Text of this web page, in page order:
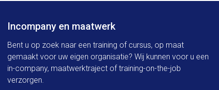
Incompany en maatwerk
Bent u op zoek naar een training of cursus, op maat
gemaakt voor uw eigen organisatie? Wij kunnen voor u een
in-company, maatwerktraject of training-on-the-job
verzorgen.